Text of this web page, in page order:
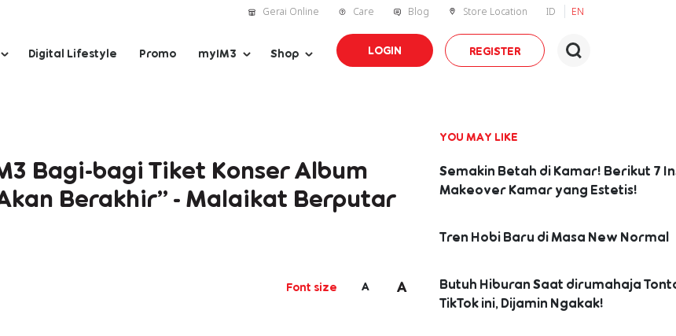
Gerai Online Care Blog Store Location ID EN
Digital Lifestyle Promo myIM3 Shop LOGIN REGISTER
Bagi-bagi Tiket Konser Album
Berakhir” - Malaikat Berputar
Font size A A
YOU MAY LIKE
Semakin Betah di Kamar! Berikut 7
Makeover Kamar yang Estetis!
Tren Hobi Baru di Masa New Normal
Butuh Hiburan Saat dirumahaja
TikTok ini, Dijamin Ngakak!